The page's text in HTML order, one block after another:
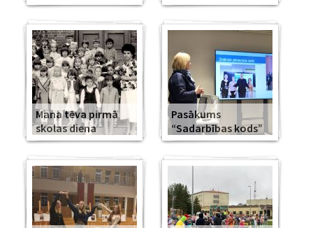
Mana tēva pirmā
skolas diena
Pasākums
“Sadarbības kods”